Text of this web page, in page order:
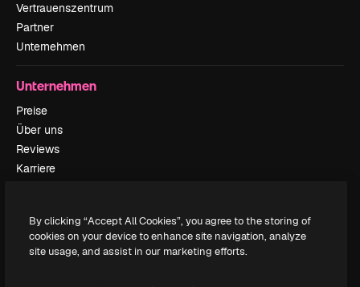
Vertrauenszentrum
Partner
Unternehmen
Unternehmen
Preise
Über uns
Reviews
Karriere
Veranstaltungen
Slidesgo
By clicking “Accept All Cookies”, you agree to the storing of
cookies on your device to enhance site navigation, analyze
site usage, and assist in our marketing efforts.